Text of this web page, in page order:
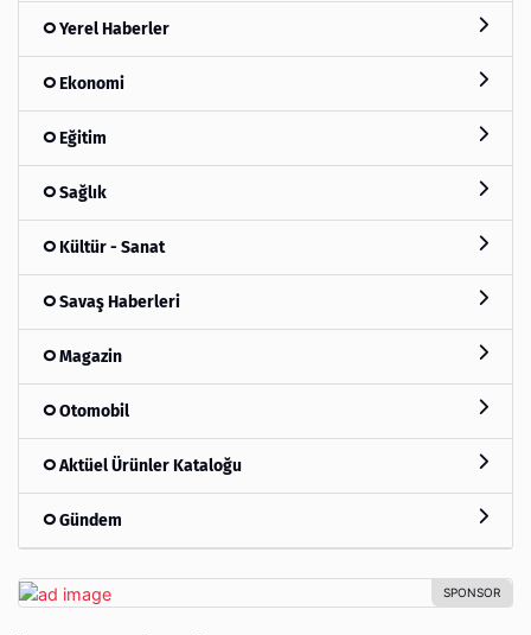
Yerel Haberler
Ekonomi
Eğitim
Sağlık
Kültür - Sanat
Savaş Haberleri
Magazin
Otomobil
Aktüel Ürünler Kataloğu
Gündem